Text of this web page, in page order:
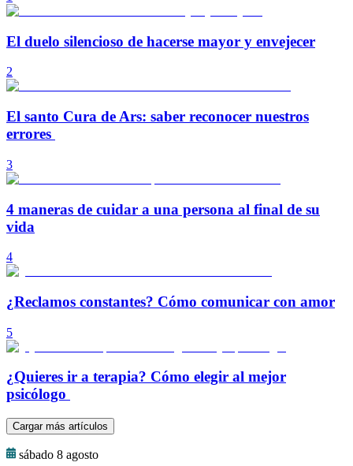
El duelo silencioso de hacerse mayor y envejecer
2
El santo Cura de Ars: saber reconocer nuestros
errores
3
4 maneras de cuidar a una persona al final de su
vida
4
¿Reclamos constantes? Cómo comunicar con amor
5
¿Quieres ir a terapia? Cómo elegir al mejor
psicólogo
Cargar más artículos
sábado 8 agosto